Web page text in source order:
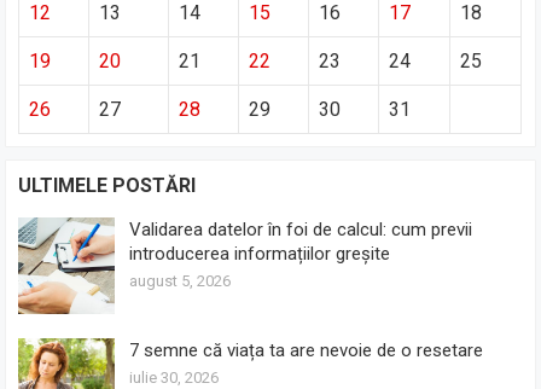
12 13 14 15 16 17 18
19 20 21 22 23 24 25
26 27 28 29 30 31
ULTIMELE POSTĂRI
Validarea datelor în foi de calcul: cum previi
introducerea informațiilor greșite
august 5, 2026
7 semne că viața ta are nevoie de o resetare
iulie 30, 2026